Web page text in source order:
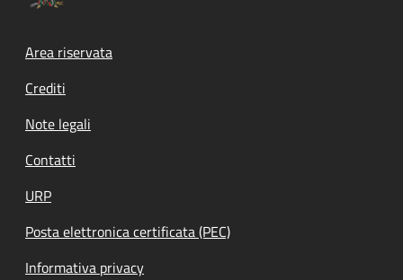
Footer menu
Area riservata
Crediti
Note legali
Contatti
URP
Posta elettronica certificata (PEC)
Informativa privacy